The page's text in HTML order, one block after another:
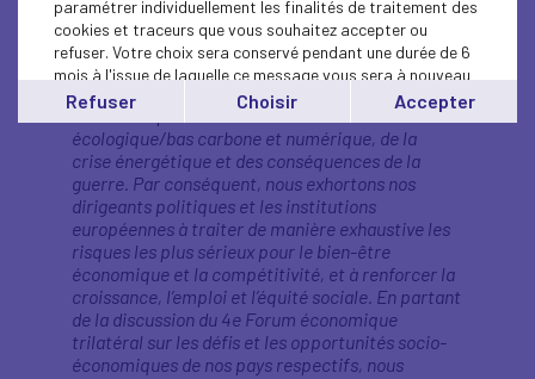
"Nous vivons une période de crise profonde : une
réponse européenne fondée sur les valeurs de
démocratie et de solidarité est essentielle.
L’Europe est confrontée à des
évolutions perturbatrices issues de la transition
écologique/bas carbone et numérique, de la
crise énergétique et des conséquences de la
guerre. Par conséquent, nous exhortons nos
dirigeants politiques et les institutions
européennes à traiter de manière exhaustive les
risques les plus sérieux pour le bien-être
économique et la compétitivité, et à renforcer la
croissance, l’emploi et l’équité sociale. En partant
de la discussion du 4e Forum économique
trilatéral sur les défis et les opportunités socio-
économiques de nos pays respectifs, nous
paramétrer individuellement les finalités de traitement des
cookies et traceurs que vous souhaitez accepter ou
refuser. Votre choix sera conservé pendant une durée de 6
mois à l'issue de laquelle ce message vous sera à nouveau
affiché..
Vous pouvez modifier votre choix à tout moment en
cliquant sur le lien'cookies'en bas de page.
Refuser Choisir Accepter